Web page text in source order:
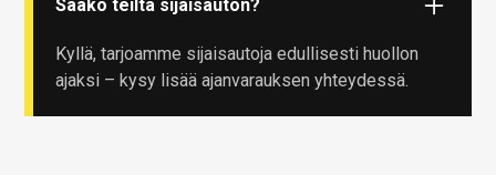
Saako teiltä sijaisauton?
Kyllä, tarjoamme sijaisautoja edullisesti huollon
ajaksi – kysy lisää ajanvarauksen yhteydessä.